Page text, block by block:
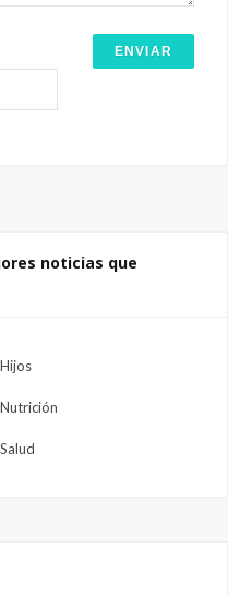
noticias que
Hijos
Nutrición
Salud